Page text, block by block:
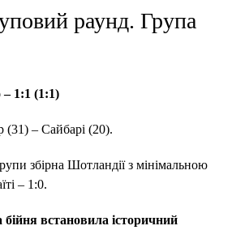
раунд. Група
1:1 (1:1)
(31) – Сайбарі (20).
збірна Шотландії з мінімальною
– 1:0.
встановила історичний